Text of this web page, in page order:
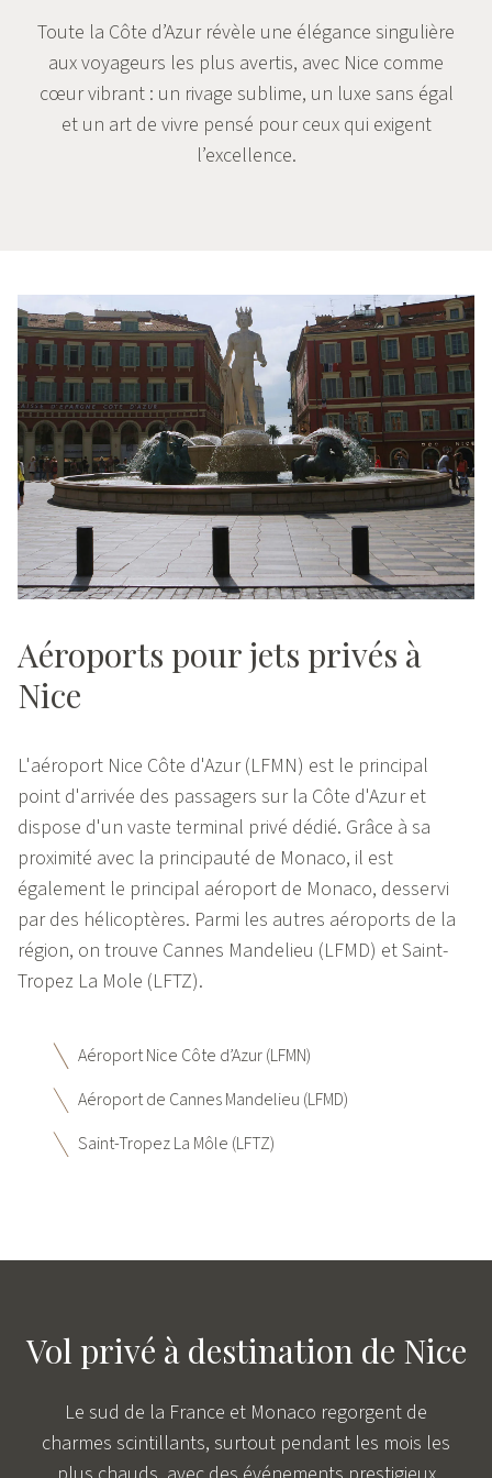
Toute la Côte d’Azur révèle une élégance singulière
aux voyageurs les plus avertis, avec Nice comme
cœur vibrant : un rivage sublime, un luxe sans égal
et un art de vivre pensé pour ceux qui exigent
l’excellence.
Aéroports pour jets privés à
Nice
L'aéroport Nice Côte d'Azur (LFMN) est le principal
point d'arrivée des passagers sur la Côte d'Azur et
dispose d'un vaste terminal privé dédié. Grâce à sa
proximité avec la principauté de Monaco, il est
également le principal aéroport de Monaco, desservi
par des hélicoptères. Parmi les autres aéroports de la
région, on trouve Cannes Mandelieu (LFMD) et Saint-
Tropez La Mole (LFTZ).
Aéroport Nice Côte d’Azur (LFMN)
Aéroport de Cannes Mandelieu (LFMD)
Saint-Tropez La Môle (LFTZ)
Vol privé à destination de Nice
Le sud de la France et Monaco regorgent de
charmes scintillants, surtout pendant les mois les